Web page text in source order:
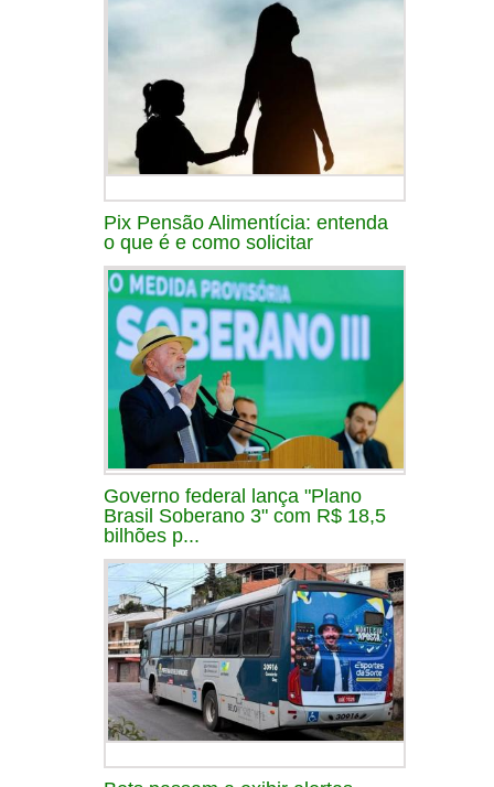
Pix Pensão Alimentícia: entenda
o que é e como solicitar
Governo federal lança "Plano
Brasil Soberano 3" com R$ 18,5
bilhões p...